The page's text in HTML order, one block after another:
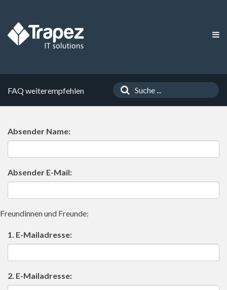
FAQ weiterempfehlen
Absender Name:
Absender E-Mail:
Freundinnen und Freunde:
1. E-Mailadresse:
2. E-Mailadresse: